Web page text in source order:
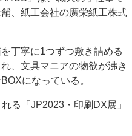
、紙工会社の廣栄紙工株式
丁寧に1つずつ敷き詰める
、文具マニアの物欲が沸き
になっている。
る「JP2023・印刷DX展」